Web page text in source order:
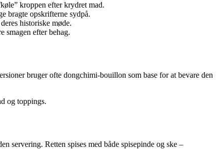
kroppen efter krydret mad.
bragte opskrifterne sydpå.
historiske møde.
smagen efter behag.
bruger ofte dongchimi-bouillon som base for at bevare den
og toppings.
servering. Retten spises med både spisepinde og ske –